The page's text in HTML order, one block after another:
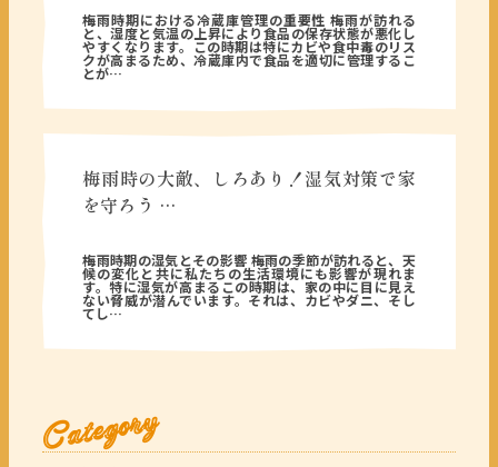
梅雨時期における冷蔵庫管理の重要性 梅雨が訪れる
と、湿度と気温の上昇により食品の保存状態が悪化し
やすくなります。この時期は特にカビや食中毒のリス
クが高まるため、冷蔵庫内で食品を適切に管理するこ
とが…
梅雨時の大敵、しろあり！湿気対策で家
を守ろう …
梅雨時期の湿気とその影響 梅雨の季節が訪れると、天
候の変化と共に私たちの生活環境にも影響が現れま
す。特に湿気が高まるこの時期は、家の中に目に見え
ない脅威が潜んでいます。それは、カビやダニ、そし
てし…
Category